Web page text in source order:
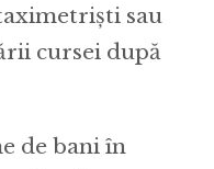
sau
cursei după
de bani în